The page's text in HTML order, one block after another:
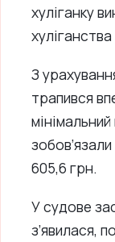
хуліганку
З
трапився
605,6 грн.
У судове
з’явилася,